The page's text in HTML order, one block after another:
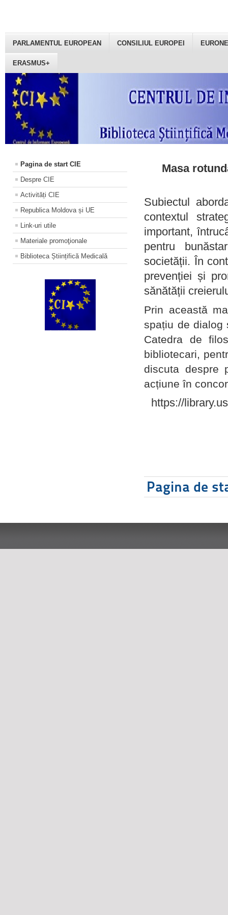
PARLAMENTUL EUROPEAN CONSILIUL EUROPEI
ERASMUS+
Pagina de start CIE
Despre CIE
Activități CIE
Republica Moldova și UE
Link-uri utile
Materiale promoţionale
Biblioteca Științifică Medicală
Masa
Subiectul
contextul
important,
pentru
societății. În
prevenției și
sănătății
Prin această
spațiu de dialog
Catedra de
bibliotecari,
discuta despre
acțiune în
https://
Pagina de